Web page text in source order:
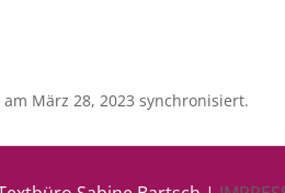
am März 28, 2023 synchronisiert.